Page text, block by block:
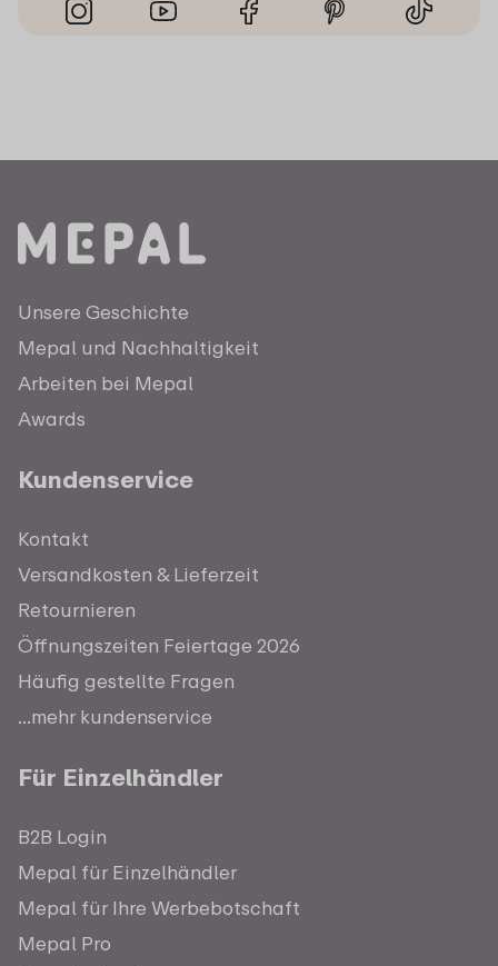
Unsere Geschichte
Mepal und Nachhaltigkeit
Arbeiten bei Mepal
Awards
Kundenservice
Kontakt
Versandkosten & Lieferzeit
Retournieren
Öffnungszeiten Feiertage 2026
Häufig gestellte Fragen
...mehr kundenservice
Für Einzelhändler
B2B Login
Mepal für Einzelhändler
Mepal für Ihre Werbebotschaft
Mepal Pro